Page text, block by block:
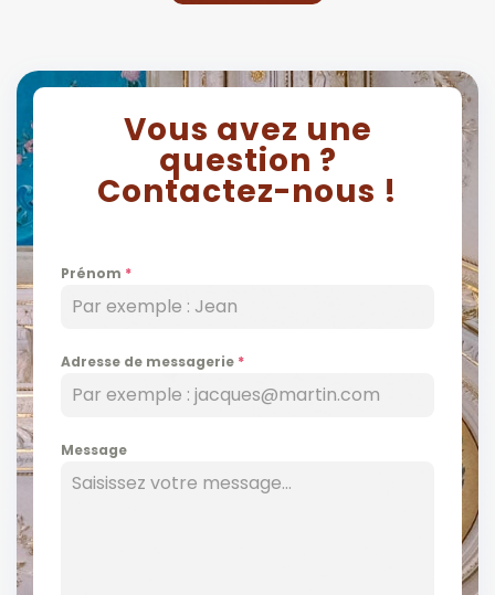
Vous avez une
question ?
Contactez-nous !
Prénom *
Adresse de messagerie *
Message